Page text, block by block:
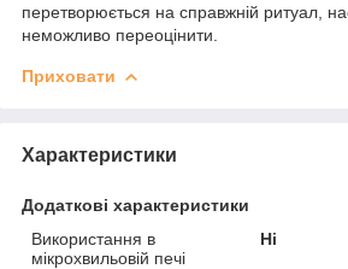
перетворюється на справжній ритуал,
неможливо переоцінити.
Приховати
Характеристики
Додаткові характеристики
Використання в
мікрохвильовій печі
Ні